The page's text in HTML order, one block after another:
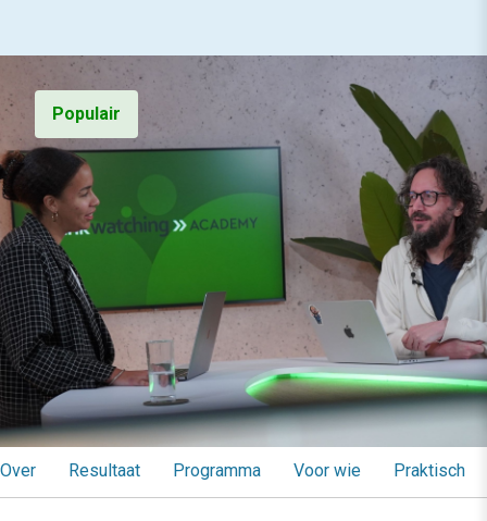
Populair
Over Resultaat Programma Voor wie Praktisch